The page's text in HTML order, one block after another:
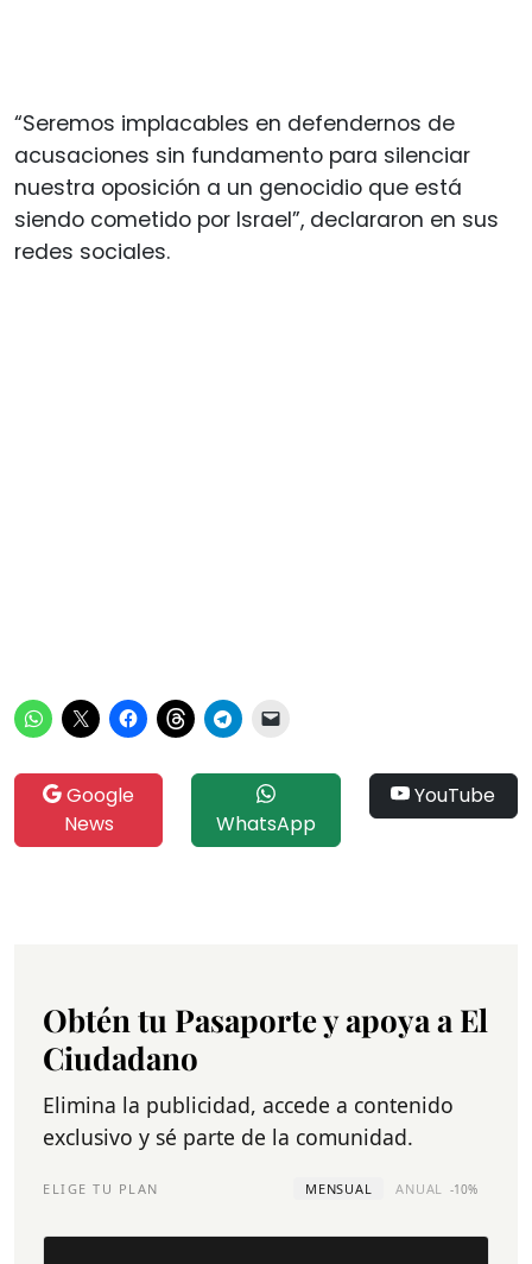
“Seremos implacables en defendernos de
acusaciones sin fundamento para silenciar
nuestra oposición a un genocidio que está
siendo cometido por Israel”, declararon en sus
redes sociales.
Google
News
WhatsApp
YouTube
Obtén tu Pasaporte y apoya a El
Ciudadano
Elimina la publicidad, accede a contenido
exclusivo y sé parte de la comunidad.
ELIGE TU PLAN MENSUAL ANUAL -10%